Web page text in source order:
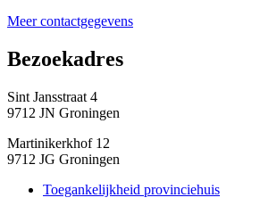
Meer contactgegevens
Bezoekadres
Sint Jansstraat 4
9712 JN Groningen
Martinikerkhof 12
9712 JG Groningen
Toegankelijkheid provinciehuis